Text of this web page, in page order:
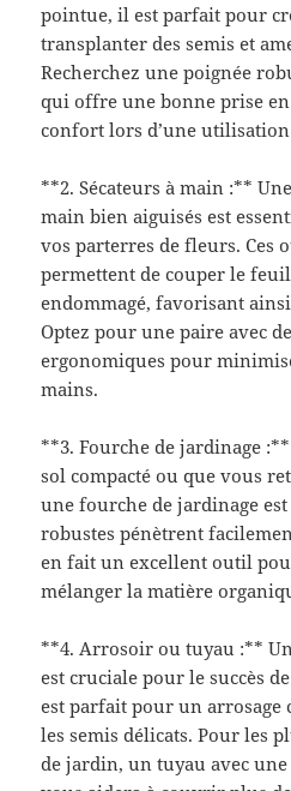
pointue, il est parfait pour
transplanter des semis et
Recherchez une poignée
qui offre une bonne prise
confort lors d’une
**2. Sécateurs à main :**
main bien aiguisés est
vos parterres de fleurs. Ces
permettent de couper le
endommagé, favorisant
Optez pour une paire avec
ergonomiques pour
mains.
**3. Fourche de jardinage
sol compacté ou que vous
une fourche de jardinage
robustes pénètrent
en fait un excellent outil
mélanger la matière
**4. Arrosoir ou tuyau :**
est cruciale pour le succès
est parfait pour un
les semis délicats. Pour les
de jardin, un tuyau avec